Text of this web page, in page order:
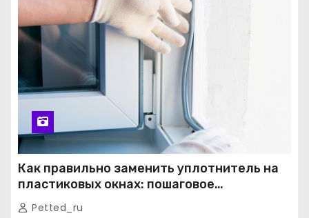
Как правильно заменить уплотнитель на
пластиковых окнах: пошаговое
руководство от экспертов
Petted_ru